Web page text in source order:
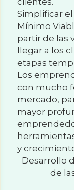
Simplificar
Mínimo
partir de las
llegar a los
etapas
Los
con mucho
mercado,
mayor
y
Desarrollo
de